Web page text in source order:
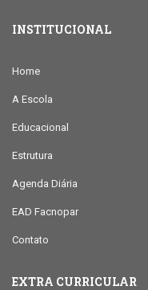
INSTITUCIONAL
Home
A Escola
Educacional
Estrutura
Agenda Diária
EAD Facnopar
Contato
EXTRA CURRICULAR